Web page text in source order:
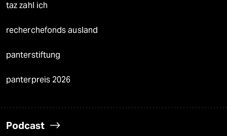
taz zahl ich
recherchefonds ausland
panterstiftung
panterpreis 2026
Podcast